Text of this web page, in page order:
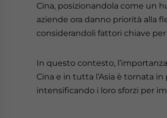
Cina, posizionandola come un
aziende ora danno priorità alla
considerandoli fattori chiave
In questo contesto,
Cina e in tutta l’Asia è tornata
intensificando i loro sforzi per